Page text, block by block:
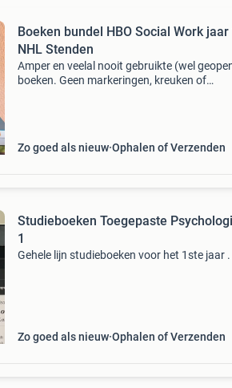
Boeken bundel HBO Social Work jaar
NHL Stenden
Amper en veelal nooit gebruikte (wel
boeken. Geen markeringen, kreuken of
Zo goed als nieuw Ophalen of Verzenden
Studieboeken Toegepaste
1
Gehele lijn studieboeken voor het 1ste jaar .
Zo goed als nieuw Ophalen of Verzenden